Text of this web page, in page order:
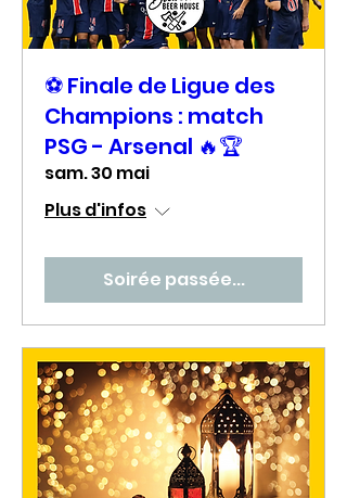
⚽ Finale de Ligue des
Champions : match
PSG - Arsenal 🔥🏆
sam. 30 mai
Plus d'infos
Soirée passée...